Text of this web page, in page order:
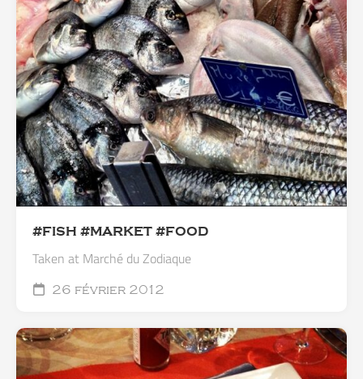
#FISH #MARKET #FOOD
Taken at Marché du Zodiaque
26 février 2012